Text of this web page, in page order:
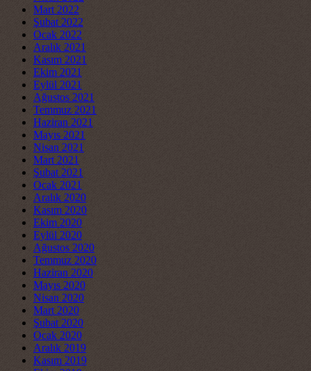
Mart 2022
Şubat 2022
Ocak 2022
Aralık 2021
Kasım 2021
Ekim 2021
Eylül 2021
Ağustos 2021
Temmuz 2021
Haziran 2021
Mayıs 2021
Nisan 2021
Mart 2021
Şubat 2021
Ocak 2021
Aralık 2020
Kasım 2020
Ekim 2020
Eylül 2020
Ağustos 2020
Temmuz 2020
Haziran 2020
Mayıs 2020
Nisan 2020
Mart 2020
Şubat 2020
Ocak 2020
Aralık 2019
Kasım 2019